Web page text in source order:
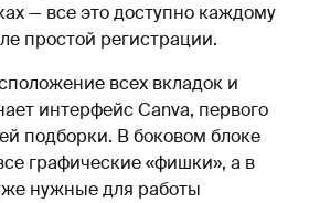
— все это доступно каждому
простой регистрации.
всех вкладок и
интерфейс Canva, первого
подборки. В боковом блоке
графические «фишки», а в
нужные для работы